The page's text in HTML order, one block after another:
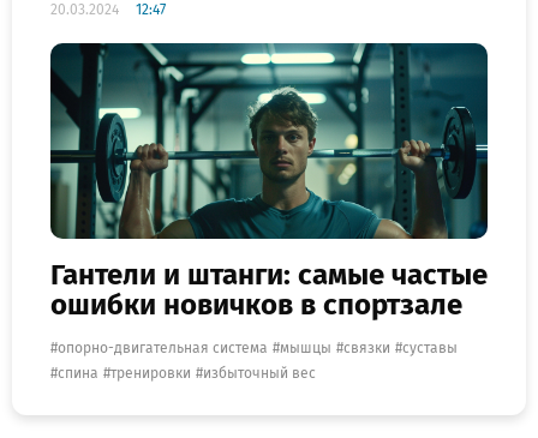
20.03.2024 12:47
Гантели и штанги: самые частые
ошибки новичков в спортзале
опорно-двигательная система мышцы связки
суставы
спина
тренировки избыточный вес